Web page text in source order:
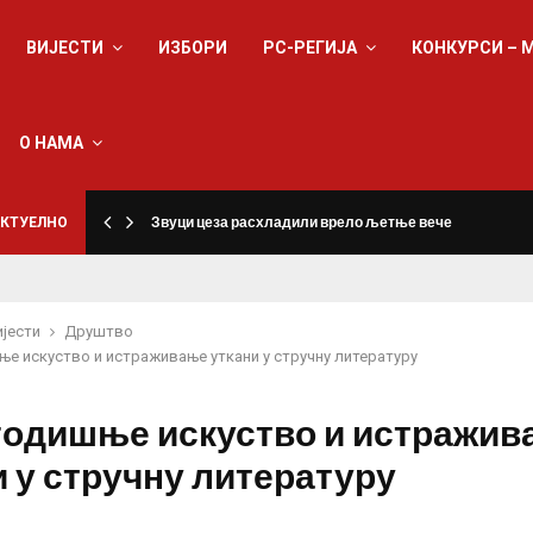
ВИЈЕСТИ ИЗБОРИ РС-РЕГИЈА КОНКУРСИ –
О НАМА
Звуци цеза расхладили врело љетње вече
Друштво
искуство и истраживање уткани у стручну литературу
искуство и
у стручну литературу